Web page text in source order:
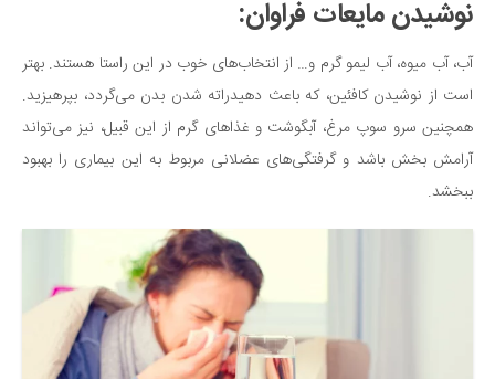
دانستنی‌ها
بازی
طنز
فال
مسابقه
نوشیدن مایعات فراوان:
آب، آب میوه، آب لیمو گرم و… از انتخاب‌های خوب در این راستا هستند. بهتر
است از نوشیدن کافئین، که باعث دهیدراته شدن بدن می‌گردد، بپرهیزید.
همچنین سرو سوپ مرغ، آبگوشت و غذاهای گرم از این قبیل، نیز می‌تواند
آرامش بخش باشد و گرفتگی‌های عضلانی مربوط به این بیماری را بهبود
ببخشد.